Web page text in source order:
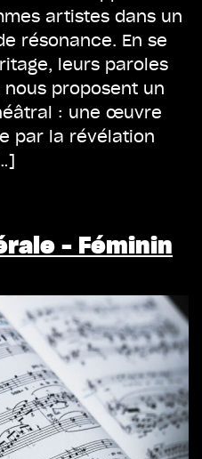
artistes dans un
résonance. En se
leurs paroles
proposent un
: une œuvre
par la révélation
– Féminin